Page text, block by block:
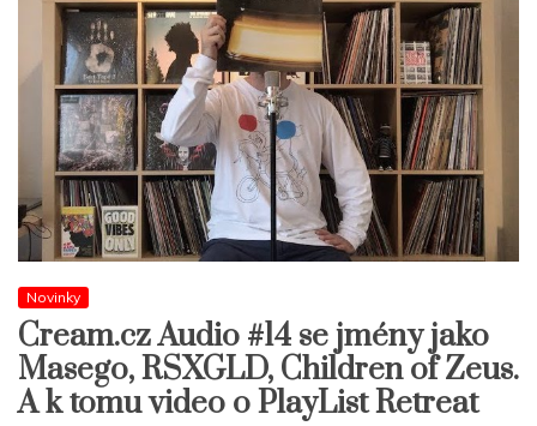
Novinky
Cream.cz Audio #14 se jmény jako
Masego, RSXGLD, Children of Zeus.
A k tomu video o PlayList Retreat